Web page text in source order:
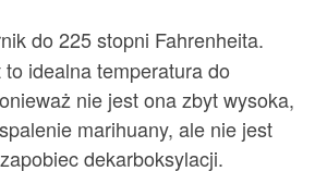
do 225 stopni Fahrenheita.
idealna temperatura do
nie jest ona zbyt wysoka,
marihuany, ale nie jest
dekarboksylacji.